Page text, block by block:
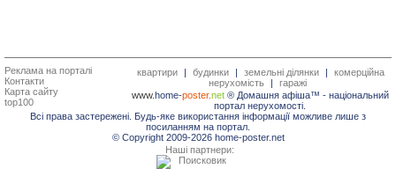
Реклама на порталі
Контакти
Карта сайту
top100
квартири | будинки | земельні ділянки |
комерційна
нерухомість
|
гаражі
www.home-poster.net® Домашня афіша™ - національний
портал нерухомості.
Всі права застережені. Будь-яке використання інформації можливе лише з
посиланням на портал.
© Copyright 2009-2026 home-poster.net
Наші партнери: